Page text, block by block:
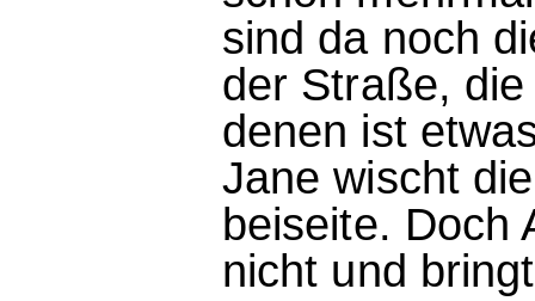
sind da noch
der Straße,
denen ist
Jane wischt
beiseite. Doch
nicht und